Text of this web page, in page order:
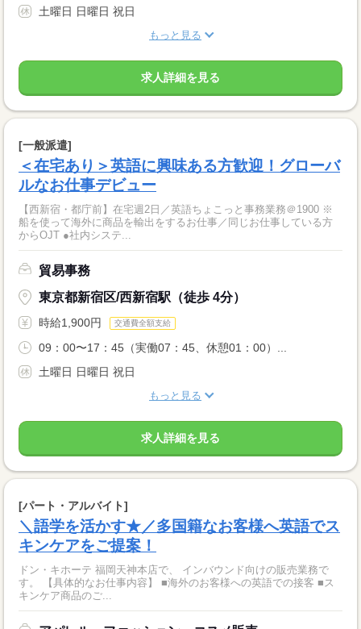
土曜日 日曜日 祝日
もっと見る
求人詳細を見る
[一般派遣]
＜在宅あり＞英語に興味ある方歓迎！グローバ
ルなお仕事デビュー
【西新宿・都庁前】在宅週2日／英語ちょこっと事務業務＠1900 ※
船を使って海外に商品を輸出をするお仕事／同じお仕事している方
からOJT ●社内システ...
貿易事務
東京都新宿区/西新宿駅（徒歩 4分）
時給1,900円 交通費全額支給
09：00〜17：45（実働07：45、休憩01：00）...
土曜日 日曜日 祝日
もっと見る
求人詳細を見る
[パート・アルバイト]
＼語学を活かす★／多国籍なお客様へ英語でス
キンケアをご提案！
ドン・キホーテ 福岡天神本店で、 インバウンド向けの販売業務で
す。 【具体的なお仕事内容】 ■海外のお客様への英語での接客 ■ス
キンケア商品のご...